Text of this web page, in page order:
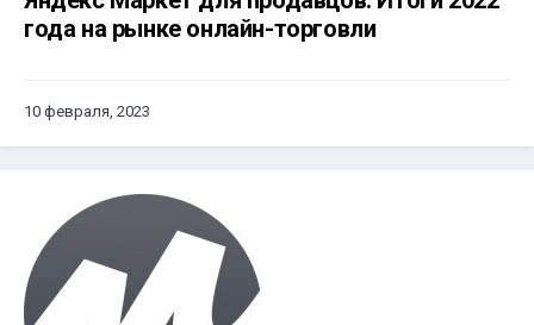
года на рынке онлайн-торговли
10 февраля, 2023